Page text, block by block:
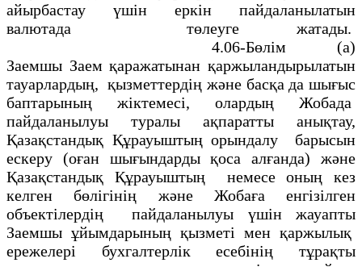
айырбастау үшiн еркiн пайдаланылатын
валютада төлеуге жатады.
4.06-Бөлiм
(а)
Заемшы Заем қаражатынан қаржыландырылатын
тауарлардың, қызметтердiң және басқа да шығыс
баптарының жiктемесi, олардың Жобада
пайдаланылуы туралы ақпаратты анықтау,
Қазақстандық Құрауыштың орындалу барысын
ескеру (оған шығындарды қоса алғанда) және
Қазақстандық Құрауыштың немесе оның кез
келген бөлiгiнiң және Жобаға енгiзiлген
объектiлердiң пайдаланылуы үшін жауапты
Заемшы ұйымдарының қызметi мен қаржылық
ережелерi бухгалтерлiк есебiнiң тұрақты